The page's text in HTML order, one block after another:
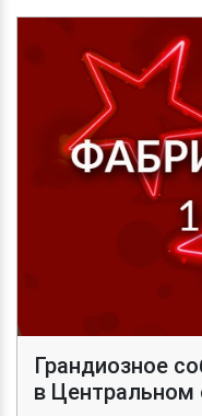
Грандиозное
в Центральном